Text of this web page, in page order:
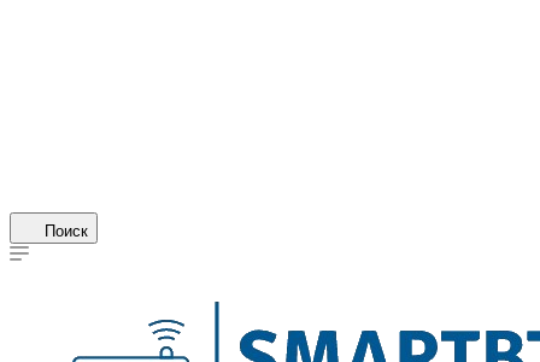
Поиск